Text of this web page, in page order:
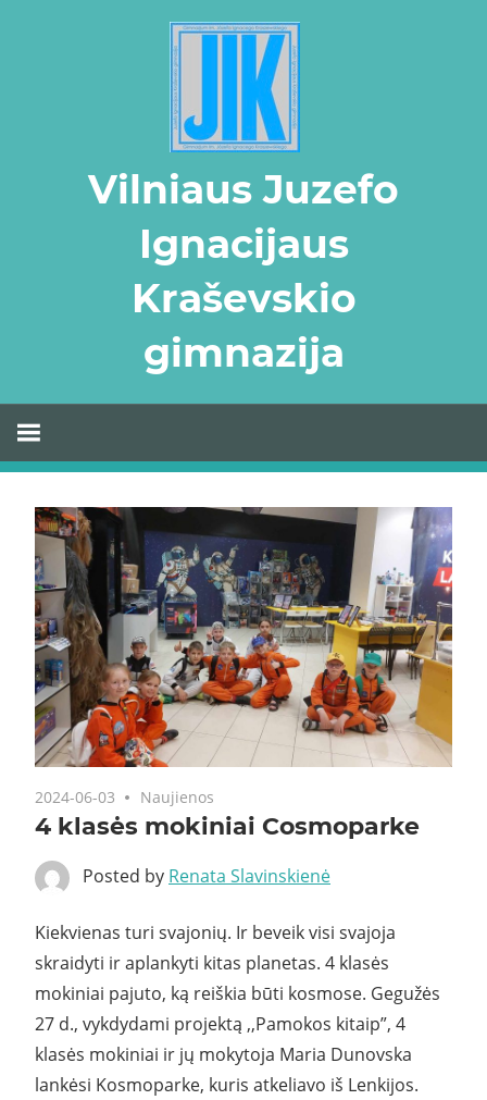
Vilniaus Juzefo
Ignacijaus
Kraševskio
gimnazija
2024-06-03 Naujienos
4 klasės mokiniai Cosmoparke
Posted by Renata Slavinskienė
Kiekvienas turi svajonių. Ir beveik visi svajoja
skraidyti ir aplankyti kitas planetas. 4 klasės
mokiniai pajuto, ką reiškia būti kosmose. Gegužės
27 d., vykdydami projektą ,,Pamokos kitaip”, 4
klasės mokiniai ir jų mokytoja Maria Dunovska
lankėsi Kosmoparke, kuris atkeliavo iš Lenkijos.